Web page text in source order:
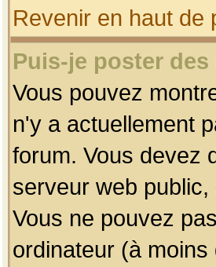
Revenir en haut de
Puis-je poster des
Vous pouvez
n'y a actuellement
forum. Vous devez
serveur web
Vous ne pouvez
ordinateur (à